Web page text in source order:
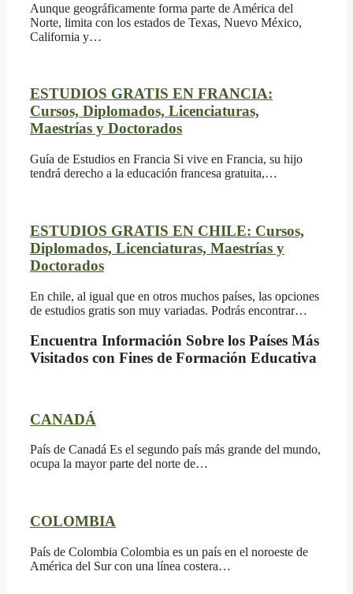
Aunque geográficamente forma parte de América del
Norte, limita con los estados de Texas, Nuevo México,
California y…
ESTUDIOS GRATIS EN FRANCIA:
Cursos, Diplomados, Licenciaturas,
Maestrías y Doctorados
Guía de Estudios en Francia Si vive en Francia, su hijo
tendrá derecho a la educación francesa gratuita,…
ESTUDIOS GRATIS EN CHILE: Cursos,
Diplomados, Licenciaturas, Maestrías y
Doctorados
En chile, al igual que en otros muchos países, las opciones
de estudios gratis son muy variadas. Podrás encontrar…
Encuentra Información Sobre los Países Más
Visitados con Fines de Formación Educativa
CANADÁ
País de Canadá Es el segundo país más grande del mundo,
ocupa la mayor parte del norte de…
COLOMBIA
País de Colombia Colombia es un país en el noroeste de
América del Sur con una línea costera…